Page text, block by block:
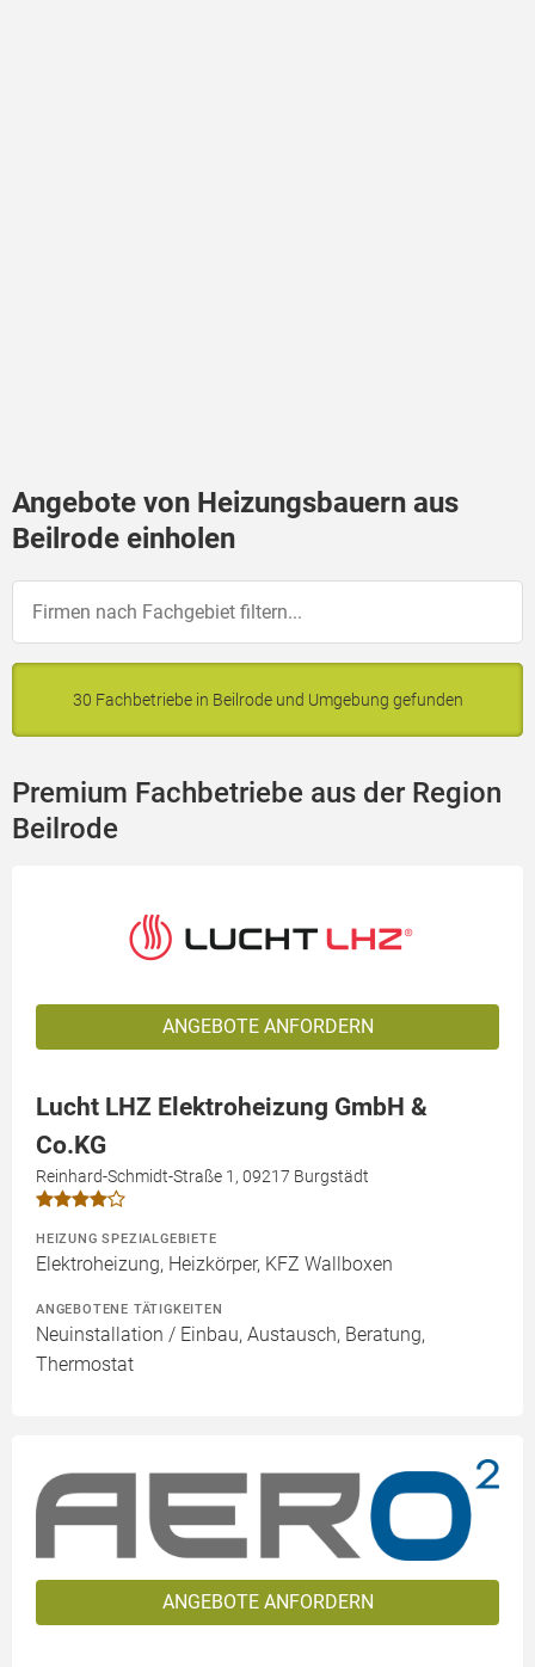
Angebote von Heizungsbauern aus
Beilrode einholen
30 Fachbetriebe in Beilrode und Umgebung gefunden
Premium Fachbetriebe aus der Region
Beilrode
ANGEBOTE ANFORDERN
Lucht LHZ Elektroheizung GmbH &
Co.KG
Reinhard-Schmidt-Straße 1, 09217 Burgstädt
HEIZUNG SPEZIALGEBIETE
Elektroheizung, Heizkörper, KFZ Wallboxen
ANGEBOTENE TÄTIGKEITEN
Neuinstallation / Einbau, Austausch, Beratung,
Thermostat
ANGEBOTE ANFORDERN